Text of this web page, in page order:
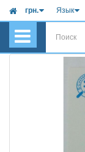
грн. Язык